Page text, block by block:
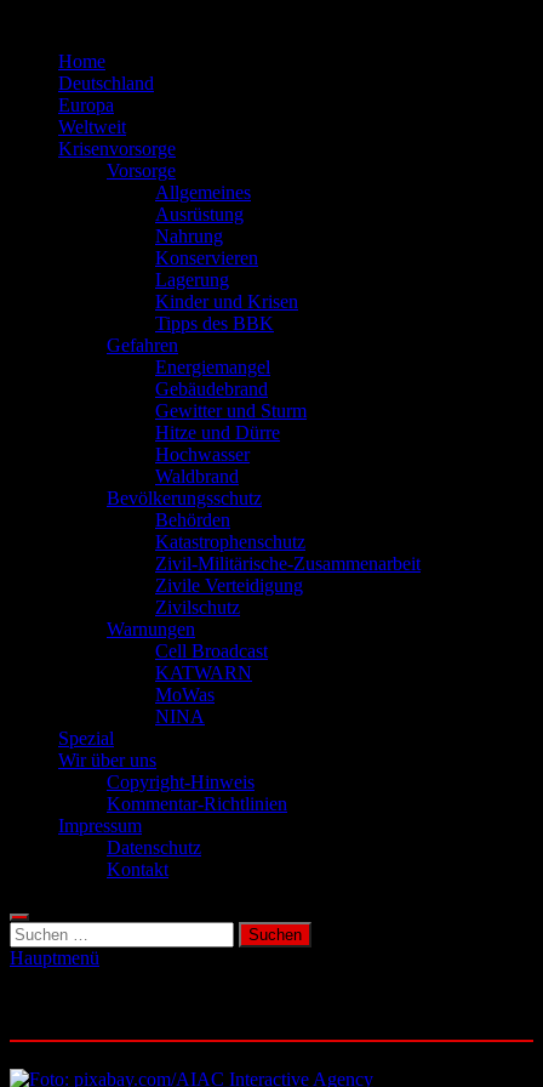
springenHome
Deutschland
Europa
Weltweit
Krisenvorsorge
Vorsorge
Allgemeines
Ausrüstung
Nahrung
Konservieren
Lagerung
Kinder und Krisen
Tipps des BBK
Gefahren
Energiemangel
Gebäudebrand
Gewitter und Sturm
Hitze und Dürre
Hochwasser
Waldbrand
Bevölkerungsschutz
Behörden
Katastrophenschutz
Zivil-Militärische-Zusammenarbeit
Zivile Verteidigung
Zivilschutz
Warnungen
Cell Broadcast
KATWARN
MoWas
NINA
Spezial
Wir über uns
Copyright-Hinweis
Kommentar-Richtlinien
Impressum
Datenschutz
Kontakt
Suchen
nach:
Hauptmenü